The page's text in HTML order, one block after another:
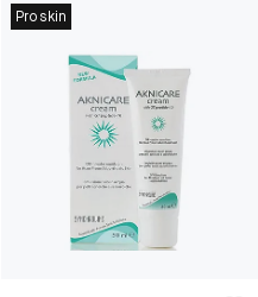
Proskin